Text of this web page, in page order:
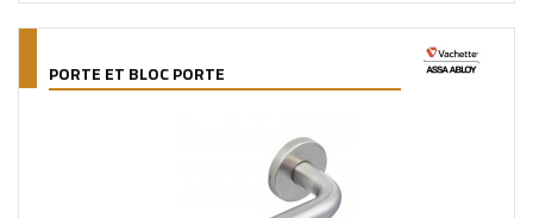
PORTE ET BLOC PORTE